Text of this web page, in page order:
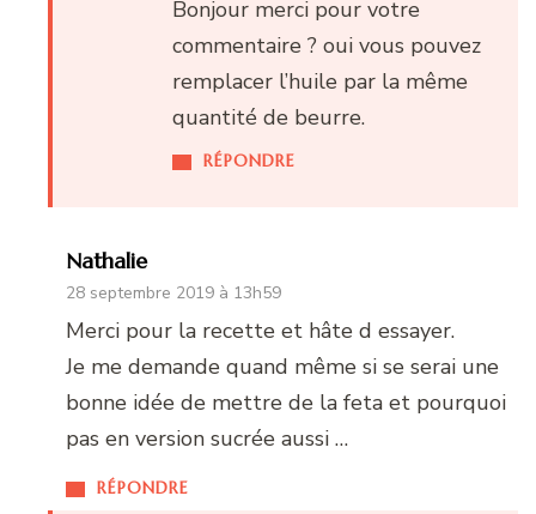
RÉPONDRE
Bonjour merci pour votre
commentaire ? oui vous pouvez
remplacer l’huile par la même
quantité de beurre.
Nathalie
28 septembre 2019 à 13h59
RÉPONDRE
Merci pour la recette et hâte d essayer.
Je me demande quand même si se serai une
bonne idée de mettre de la feta et pourquoi
pas en version sucrée aussi …